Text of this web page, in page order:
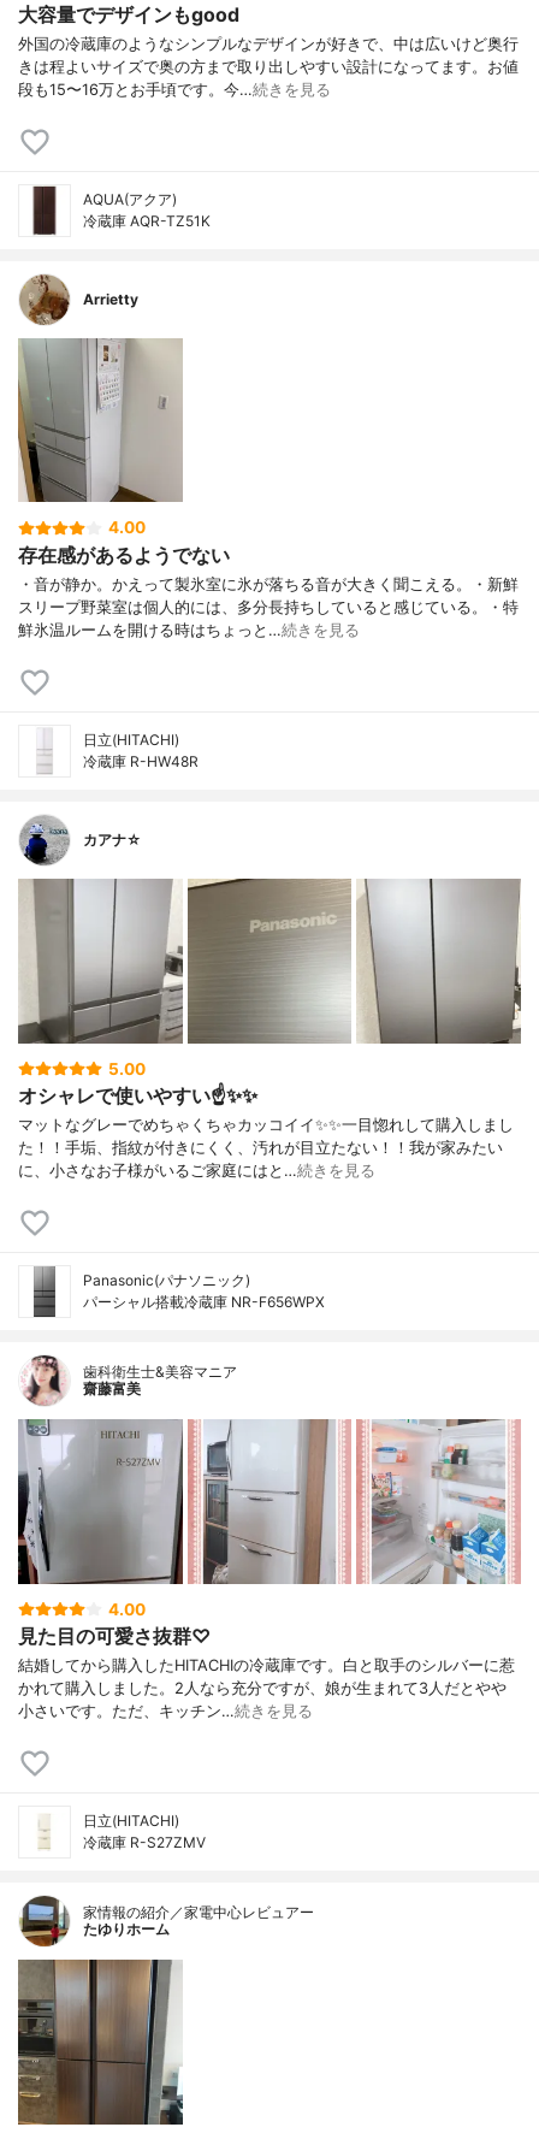
大容量でデザインもgood
外国の冷蔵庫のようなシンプルなデザインが好きで、中は広いけど奥行
きは程よいサイズで奥の方まで取り出しやすい設計になってます。お値
段も15〜16万とお手頃です。今…続きを見る
AQUA(アクア)
冷蔵庫 AQR-TZ51K
Arrietty
4.00
存在感があるようでない
・音が静か。かえって製氷室に氷が落ちる音が大きく聞こえる。・新鮮
スリープ野菜室は個人的には、多分長持ちしていると感じている。・特
鮮氷温ルームを開ける時はちょっと…続きを見る
日立(HITACHI)
冷蔵庫 R-HW48R
カアナ☆
5.00
オシャレで使いやすい☝️✨✨
マットなグレーでめちゃくちゃカッコイイ✨✨一目惚れして購入しまし
た！！手垢、指紋が付きにくく、汚れが目立たない！！我が家みたい
に、小さなお子様がいるご家庭にはと…続きを見る
Panasonic(パナソニック)
パーシャル搭載冷蔵庫 NR-F656WPX
歯科衛生士&美容マニア
齋藤富美
4.00
見た目の可愛さ抜群♡
結婚してから購入したHITACHIの冷蔵庫です。白と取手のシルバーに惹
かれて購入しました。2人なら充分ですが、娘が生まれて3人だとやや
小さいです。ただ、キッチン…続きを見る
日立(HITACHI)
冷蔵庫 R-S27ZMV
家情報の紹介／家電中心レビュアー
たゆりホーム